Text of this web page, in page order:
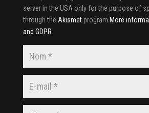
server in the USA only for the purpose of
through the Akismetprogram. More
and GDPR